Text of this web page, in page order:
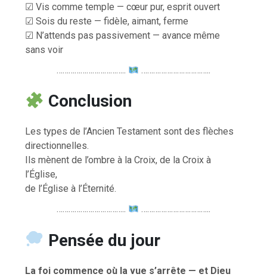
☑ Vis comme temple — cœur pur, esprit ouvert
☑ Sois du reste — fidèle, aimant, ferme
☑ N’attends pas passivement — avance même
sans voir
……………………………..
……………………………..
Conclusion
Les types de l’Ancien Testament sont des flèches
directionnelles.
Ils mènent de l’ombre à la Croix, de la Croix à
l’Église,
de l’Église à l’Éternité.
……………………………..
……………………………..
Pensée du jour
La foi commence où la vue s’arrête — et Dieu